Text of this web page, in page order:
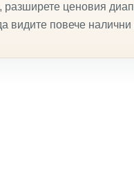
ценовия
видите повече налични